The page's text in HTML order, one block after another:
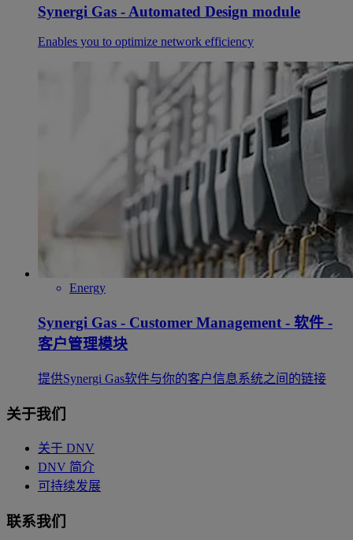
Synergi Gas - Automated Design module
Enables you to optimize network efficiency
Energy
Synergi Gas - Customer Management - 软件 -
客户管理模块
提供Synergi Gas软件与你的客户信息系统之间的链接
关于我们
关于 DNV
DNV 简介
可持续发展
联系我们